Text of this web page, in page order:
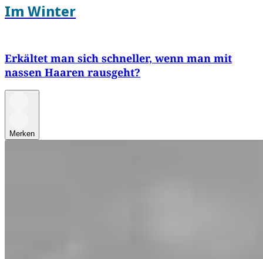
Im Winter
Erkältet man sich schneller, wenn man mit
nassen Haaren rausgeht?
Merken